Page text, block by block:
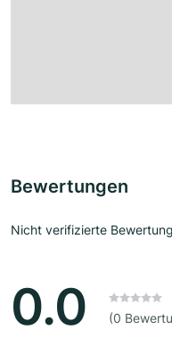
Bewertungen
Nicht verifizierte
0.0 (0